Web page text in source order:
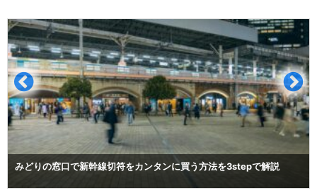
みどりの窓口で新幹線切符をカンタンに買う方法を3stepで解説